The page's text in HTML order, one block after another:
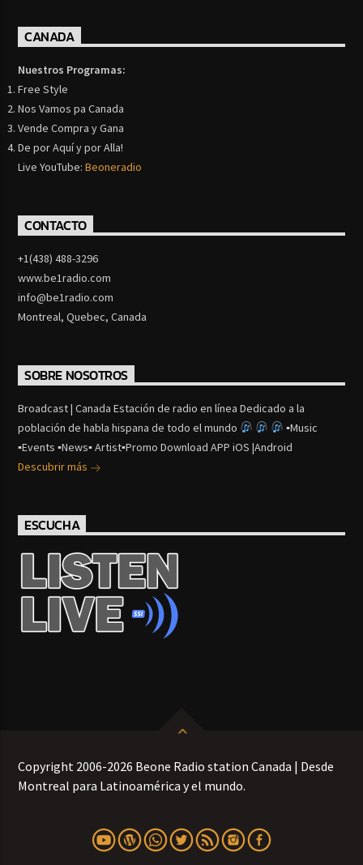
CANADA
Nuestros Programas:
Free Style
Nos Vamos pa Canada
Vende Compra y Gana
De por Aquí y por Alla!
Live YouTube:Beoneradio
CONTACTO
+1(438) 488-3296
www.be1radio.com
info@be1radio.com
Montreal, Quebec, Canada
SOBRE NOSOTROS
Broadcast | Canada Estación de radio en línea Dedicado a la
población de habla hispana de todo el mundo
▪Music
▪Events ▪News▪ Artist▪Promo Download APP iOS |Android
Descubrir más
ESCUCHA
Copyright 2006-2026 Beone Radio station Canada | Desde
Montreal para Latinoamérica y el mundo.